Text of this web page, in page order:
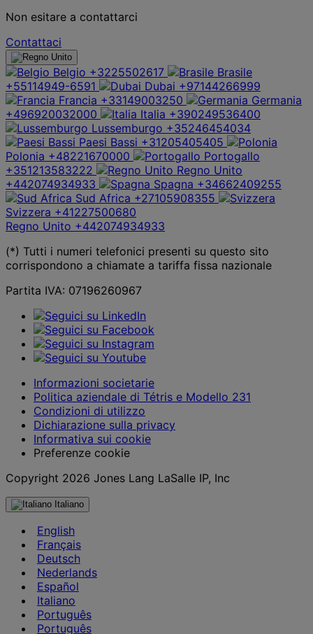
Non esitare a contattarci
Contattaci
Belgio +3225502617
Brasile
+55114949-6591
Dubai +97144266999
Francia +33149003250
Germania
+496920032000
Italia +390249536400
Lussemburgo +35246454034
Paesi Bassi +31205405405
Polonia +48221670000
Portogallo
+351213583222
Regno Unito
+442074934933
Spagna +34662409255
Sud Africa +27105908355
Svizzera +41227500680
Regno Unito +442074934933
(*) Tutti i numeri telefonici presenti su questo sito
corrispondono a chiamate a tariffa fissa nazionale
Partita IVA: 07196260967
Informazioni societarie
Politica aziendale di Tétris e Modello 231
Condizioni di utilizzo
Dichiarazione sulla privacy
Informativa sui cookie
Preferenze cookie
Copyright 2026 Jones Lang LaSalle IP, Inc
Italiano
English
Français
Deutsch
Nederlands
Español
Italiano
Português
Português